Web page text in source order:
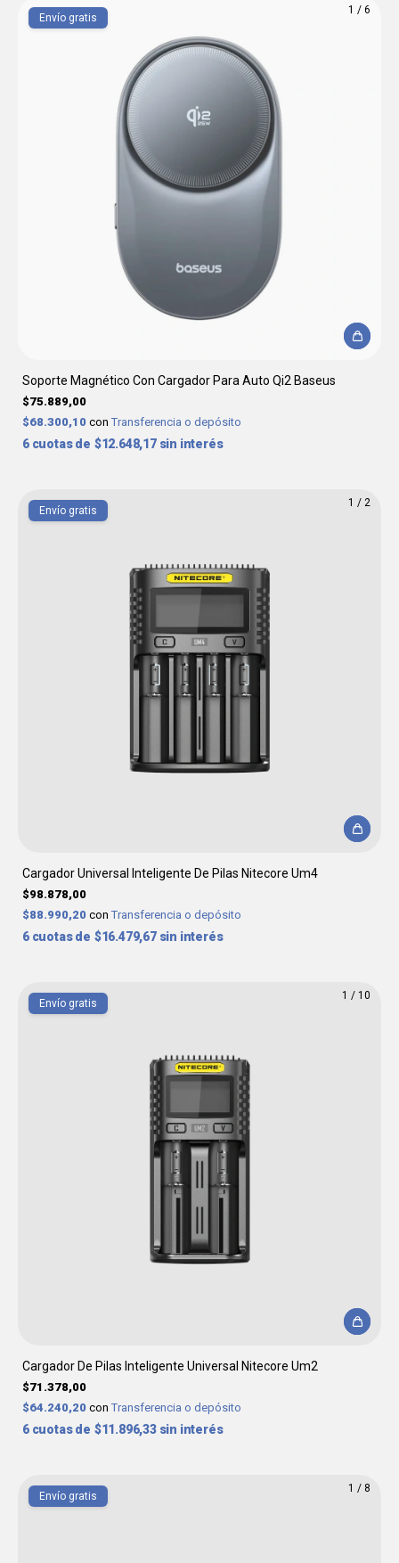
1 / 6
Envío gratis
Soporte Magnético Con Cargador Para Auto Qi2 Baseus
$75.889,00
$68.300,10 con Transferencia o depósito
6 $12.648,17 sin interés
1 / 2
Envío gratis
Cargador Universal Inteligente De Pilas Nitecore Um4
$98.878,00
$88.990,20 con Transferencia o depósito
6 $16.479,67 sin interés
1 / 10
Envío gratis
Cargador De Pilas Inteligente Universal Nitecore Um2
$71.378,00
$64.240,20 con Transferencia o depósito
6 $11.896,33 sin interés
1 / 8
Envío gratis